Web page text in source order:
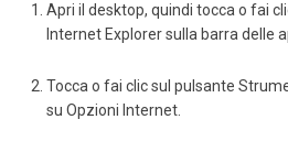
Apri il desktop, quindi tocca o fai
Internet Explorer sulla barra delle
Tocca o fai clic sul pulsante
su Opzioni Internet.